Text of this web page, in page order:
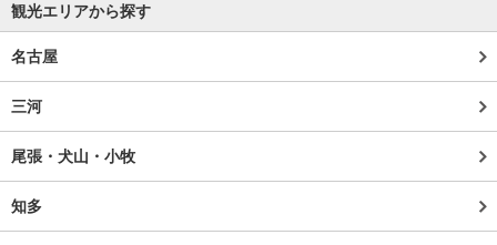
観光エリアから探す
名古屋
三河
尾張・犬山・小牧
知多